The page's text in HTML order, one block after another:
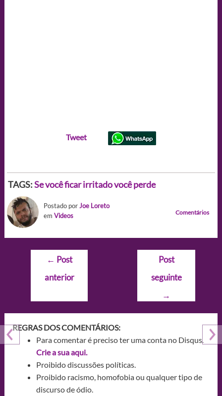
Tweet
TAGS:Se você ficar irritado você perde
Postado porJoe Loreto
em Videos Comentários
Navegação
Post
← Post
anterior
Post
seguinte
→
REGRAS DOS COMENTÁRIOS:
Para comentar é preciso ter uma conta no Disqus.
Crie a sua aqui.
Proibido discussões políticas.
Proibido racismo, homofobia ou qualquer tipo de
discurso de ódio.